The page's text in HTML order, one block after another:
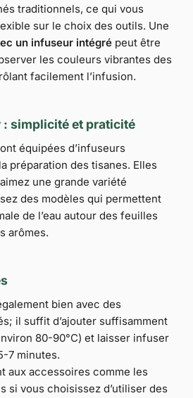
traditionnels, ce qui vous
sur le choix des outils. Une
un infuseur intégré peut être
les couleurs vibrantes des
facilement l’infusion.
simplicité et praticité
équipées d’infuseurs
préparation des tisanes. Elles
une grande variété
des modèles qui permettent
de l’eau autour des feuilles
arômes.
bien avec des
il suffit d’ajouter suffisamment
80-90°C) et laisser infuser
7 minutes.
aux accessoires comme les
si vous choisissez d’utiliser des